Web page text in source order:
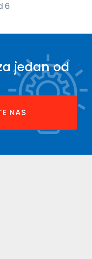
6
jedan od
NAS